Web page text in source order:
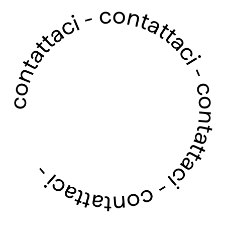
contattaci - contattaci - contattaci - contattaci -